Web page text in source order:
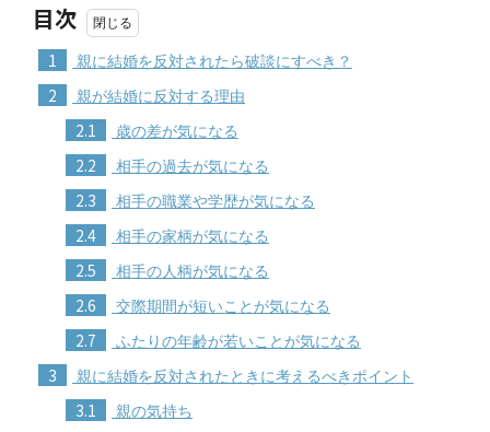
目次
1 親に結婚を反対されたら破談にすべき？
2 親が結婚に反対する理由
2.1 歳の差が気になる
2.2 相手の過去が気になる
2.3 相手の職業や学歴が気になる
2.4 相手の家柄が気になる
2.5 相手の人柄が気になる
2.6 交際期間が短いことが気になる
2.7 ふたりの年齢が若いことが気になる
3 親に結婚を反対されたときに考えるべきポイント
3.1 親の気持ち